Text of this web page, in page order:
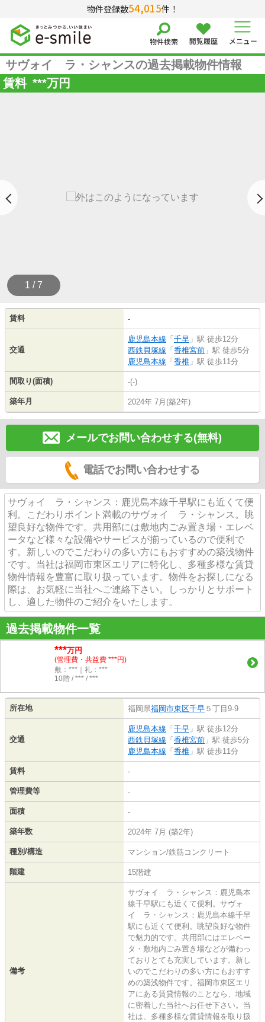
物件登録数54,015件！
物件検索 閲覧履歴 メニュー
サヴォイ ラ・シャンスの過去掲載物件情報
賃料 ***万円
1 / 7
賃料 -
交通
鹿児島本線 「 千早 」駅 徒歩12分
西鉄貝塚線 「 香椎宮前 」駅 徒歩5分
鹿児島本線 「 香椎 」駅 徒歩11分
間取り(面積) -(-)
築年月 2024年 7月(築2年)
メールでお問い合わせする(無料)
電話でお問い合わせする
サヴォイ ラ・シャンス：鹿児島本線千早駅にも近くて便
利。こだわりポイント満載のサヴォイ ラ・シャンス。眺
望良好な物件です。共用部には敷地内ごみ置き場・エレベ
ータなど様々な設備やサービスが揃っているので便利で
す。新しいのでこだわりの多い方にもおすすめの築浅物件
です。当社は福岡市東区エリアに特化し、多種多様な賃貸
物件情報を豊富に取り扱っています。物件をお探しになる
際は、お気軽に当社へご連絡下さい。しっかりとサポート
し、適した物件のご紹介をいたします。
過去掲載物件一覧
***万円
(管理費・共益費 ***円)
敷：***｜礼：***
10階 / *** / ***
所在地 福岡県福岡市東区千早 ５丁目9-9
交通
鹿児島本線 「 千早 」駅 徒歩12分
西鉄貝塚線 「 香椎宮前 」駅 徒歩5分
鹿児島本線 「 香椎 」駅 徒歩11分
賃料 -
管理費等 -
面積 -
築年数 2024年 7月 (築2年)
種別/構造 マンション/鉄筋コンクリート
階建 15階建
備考
サヴォイ ラ・シャンス：鹿児島本
線千早駅にも近くて便利。サヴォ
イ ラ・シャンス：鹿児島本線千早
駅にも近くて便利。眺望良好な物件
で魅力的です。共用部にはエレベー
タ・敷地内ごみ置き場などが備わっ
ておりとても充実しています。新し
いのでこだわりの多い方にもおすす
めの築浅物件です。福岡市東区エリ
アにある賃貸情報のことなら、地域
に密着した当社へお任せ下さい。当
社は、多種多様な賃貸情報を取り扱